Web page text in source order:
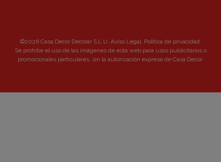
©2026 Casa Decor Decorar S.L.U. Aviso Legal. Política de privacidad.
Se prohibe el uso de las imágenes de esta web para usos publicitarios o
promocionales particulares, sin la autorización expresa de Casa Decor.